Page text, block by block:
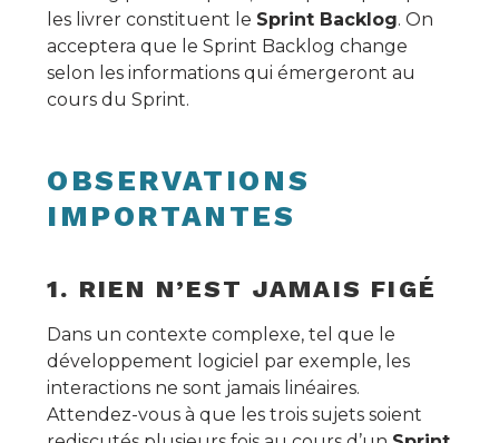
les livrer constituent le Sprint Backlog. On
acceptera que le Sprint Backlog change
selon les informations qui émergeront au
cours du Sprint.
OBSERVATIONS
IMPORTANTES
1. RIEN N’EST JAMAIS FIGÉ
Dans un contexte complexe, tel que le
développement logiciel par exemple, les
interactions ne sont jamais linéaires.
Attendez-vous à que les trois sujets soient